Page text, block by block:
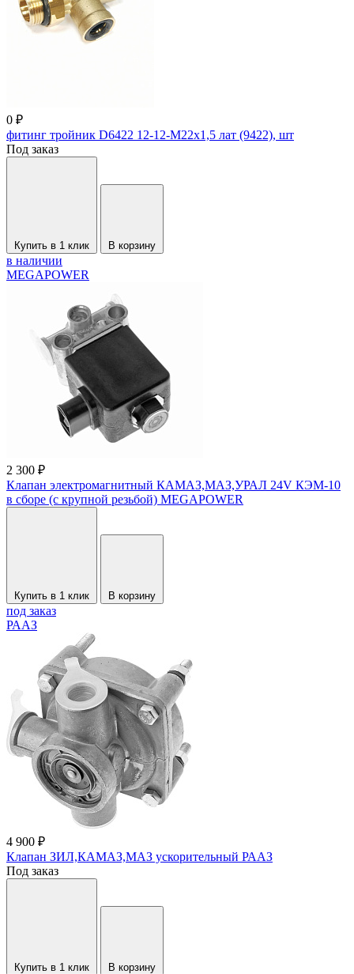
0 ₽
фитинг тройник D6422 12-12-М22х1,5 лат (9422), шт
Под заказ
Купить в 1 клик В корзину
в наличии
MEGAPOWER
2 300 ₽
Клапан электромагнитный КАМАЗ,МАЗ,УРАЛ 24V КЭМ-10
в сборе (с крупной резьбой) MEGAPOWER
Купить в 1 клик В корзину
под заказ
РААЗ
4 900 ₽
Клапан ЗИЛ,КАМАЗ,МАЗ ускорительный РААЗ
Под заказ
Купить в 1 клик В корзину